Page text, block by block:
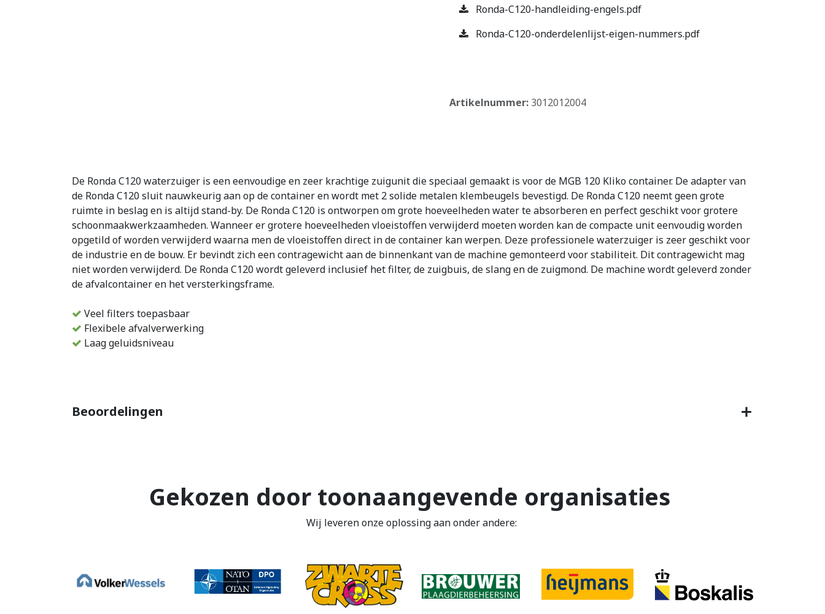
Ronda-C120-handleiding-engels.pdf
Ronda-C120-onderdelenlijst-eigen-nummers.pdf
Artikelnummer: 3012012004
De Ronda C120 waterzuiger is een eenvoudige en zeer krachtige zuigunit die speciaal gemaakt is voor de MGB 120 Kliko container. De adapter van
de Ronda C120 sluit nauwkeurig aan op de container en wordt met 2 solide metalen klembeugels bevestigd. De Ronda C120 neemt geen grote
ruimte in beslag en is altijd stand-by. De Ronda C120 is ontworpen om grote hoeveelheden water te absorberen en perfect geschikt voor grotere
schoonmaakwerkzaamheden. Wanneer er grotere hoeveelheden vloeistoffen verwijderd moeten worden kan de compacte unit eenvoudig worden
opgetild of worden verwijderd waarna men de vloeistoffen direct in de container kan werpen. Deze professionele waterzuiger is zeer geschikt voor
de industrie en de bouw. Er bevindt zich een contragewicht aan de binnenkant van de machine gemonteerd voor stabiliteit. Dit contragewicht mag
niet worden verwijderd. De Ronda C120 wordt geleverd inclusief het filter, de zuigbuis, de slang en de zuigmond. De machine wordt geleverd zonder
de afvalcontainer en het versterkingsframe.
Veel filters toepasbaar
Flexibele afvalverwerking
Laag geluidsniveau
Beoordelingen
Gekozen door toonaangevende organisaties
Wij leveren onze oplossing aan onder andere: